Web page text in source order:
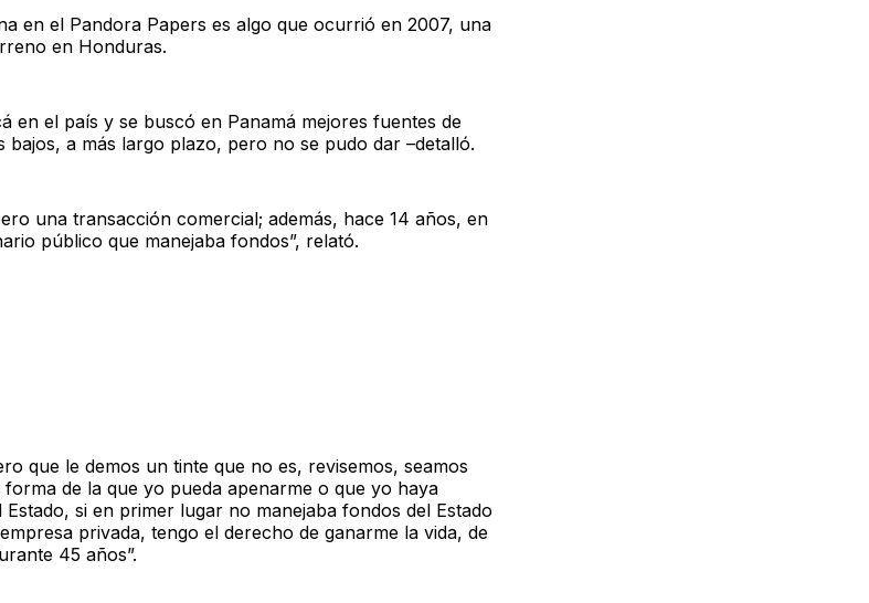
en el Pandora Papers es algo que ocurrió en 2007, una
en Honduras.
en el país y se buscó en Panamá mejores fuentes de
bajos, a más largo plazo, pero no se pudo dar –detalló.
una transacción comercial; además, hace 14 años, en
público que manejaba fondos”, relató.
que le demos un tinte que no es, revisemos, seamos
de la que yo pueda apenarme o que yo haya
si en primer lugar no manejaba fondos del Estado
privada, tengo el derecho de ganarme la vida, de
45 años”.